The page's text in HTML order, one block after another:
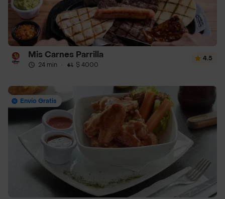
Mis Carnes Parrilla
24 min · $ 4000
4.5
Envío Gratis